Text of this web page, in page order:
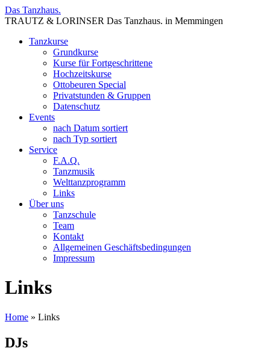
Das Tanzhaus.
TRAUTZ & LORINSER Das Tanzhaus. in Memmingen
Tanzkurse
Grundkurse
Kurse für Fortgeschrittene
Hochzeitskurse
Ottobeuren Special
Privatstunden & Gruppen
Datenschutz
Events
nach Datum sortiert
nach Typ sortiert
Service
F.A.Q.
Tanzmusik
Welttanzprogramm
Links
Über uns
Tanzschule
Team
Kontakt
Allgemeinen Geschäftsbedingungen
Impressum
Links
Home » Links
DJs